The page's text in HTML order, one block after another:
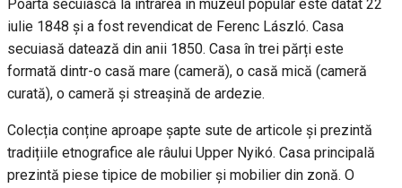
Poarta secuiască la intrarea în muzeul popular este datat 22
iulie 1848 și a fost revendicat de Ferenc László. Casa
secuiasă datează din anii 1850. Casa în trei părți este
formată dintr-o casă mare (cameră), o casă mică (cameră
curată), o cameră și streașină de ardezie.
Colecția conține aproape șapte sute de articole și prezintă
tradițiile etnografice ale râului Upper Nyikó. Casa principală
prezintă piese tipice de mobilier și mobilier din zonă. O